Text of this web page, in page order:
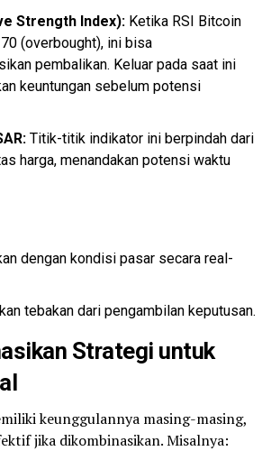
Strength Index): Ketika RSI Bitcoin
(overbought), ini bisa
pembalikan. Keluar pada saat ini
keuntungan sebelum potensi
Titik-titik indikator ini berpindah dari
harga, menandakan potensi waktu
dengan kondisi pasar secara real-
tebakan dari pengambilan keputusan.
Strategi untuk
keunggulannya masing-masing,
jika dikombinasikan. Misalnya: